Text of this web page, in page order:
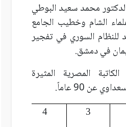
الدكتور محمد سعيد البوطي
الشام وخطيب الجامع
للنظام السوري في تفجير
في دمشق.
الكاتبة المصرية المثيرة
عن 90 عاماً.
3
4